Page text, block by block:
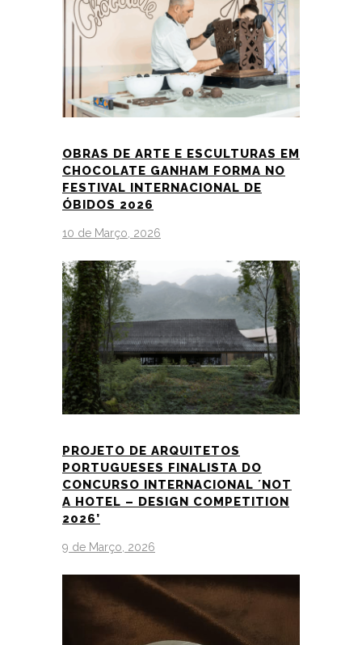
OBRAS DE ARTE E ESCULTURAS EM
CHOCOLATE GANHAM FORMA NO
FESTIVAL INTERNACIONAL DE
ÓBIDOS 2026
10 de Março, 2026
PROJETO DE ARQUITETOS
PORTUGUESES FINALISTA DO
CONCURSO INTERNACIONAL ´NOT
A HOTEL – DESIGN COMPETITION
2026’
9 de Março, 2026